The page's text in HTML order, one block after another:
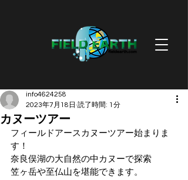
カヌーツアー
info4624258
2023年7月18日 読了時間: 1分
フィールドアースカヌーツアー始まりま
す！
奈良俣湖の大自然の中カヌーで探索
笠ヶ岳や至仏山を堪能できます。